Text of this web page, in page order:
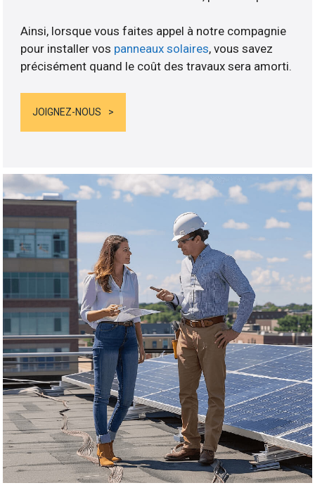
Ainsi, lorsque vous faites appel à notre compagnie
pour installer vos panneaux solaires, vous savez
précisément quand le coût des travaux sera amorti.
JOIGNEZ-NOUS